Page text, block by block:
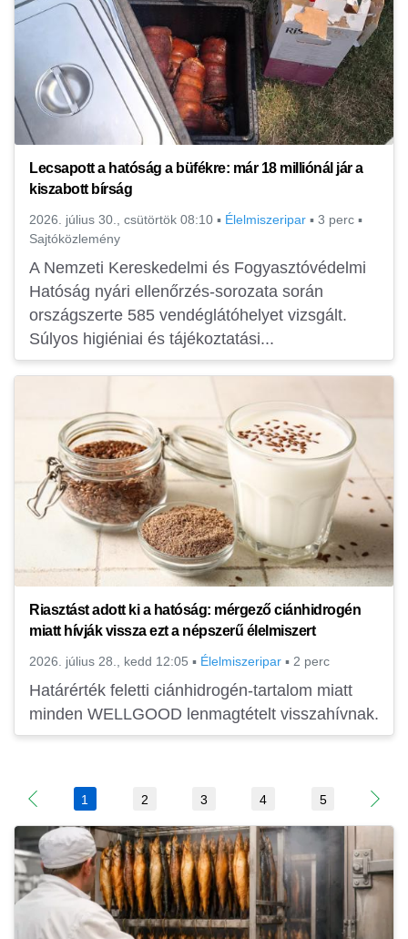
Lecsapott a hatóság a büfékre: már 18 milliónál jár a
kiszabott bírság
2026. július 30., csütörtök 08:10 ▪ Élelmiszeripar ▪ 3 perc ▪
Sajtóközlemény
A Nemzeti Kereskedelmi és Fogyasztóvédelmi
Hatóság nyári ellenőrzés-sorozata során
országszerte 585 vendéglátóhelyet vizsgált.
Súlyos higiéniai és tájékoztatási...
Riasztást adott ki a hatóság: mérgező ciánhidrogén
miatt hívják vissza ezt a népszerű élelmiszert
2026. július 28., kedd 12:05 ▪ Élelmiszeripar ▪ 2 perc
Határérték feletti ciánhidrogén-tartalom miatt
minden WELLGOOD lenmagtételt visszahívnak.
1 2 3 4 5